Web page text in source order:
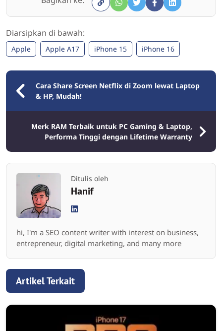
Diarsipkan di bawah:
Apple Apple A17 iPhone 15 iPhone 16
Cara Share Screen Netflix di Zoom lewat Laptop
& HP, Mudah!
Merk RAM Terbaik untuk PC Gaming & Laptop,
Performa Tinggi dengan Lifetime Warranty
Ditulis oleh
Hanif
hi, I'm a SEO content writer with interest on business,
entrepreneur, digital marketing, and many more
Artikel Terkait